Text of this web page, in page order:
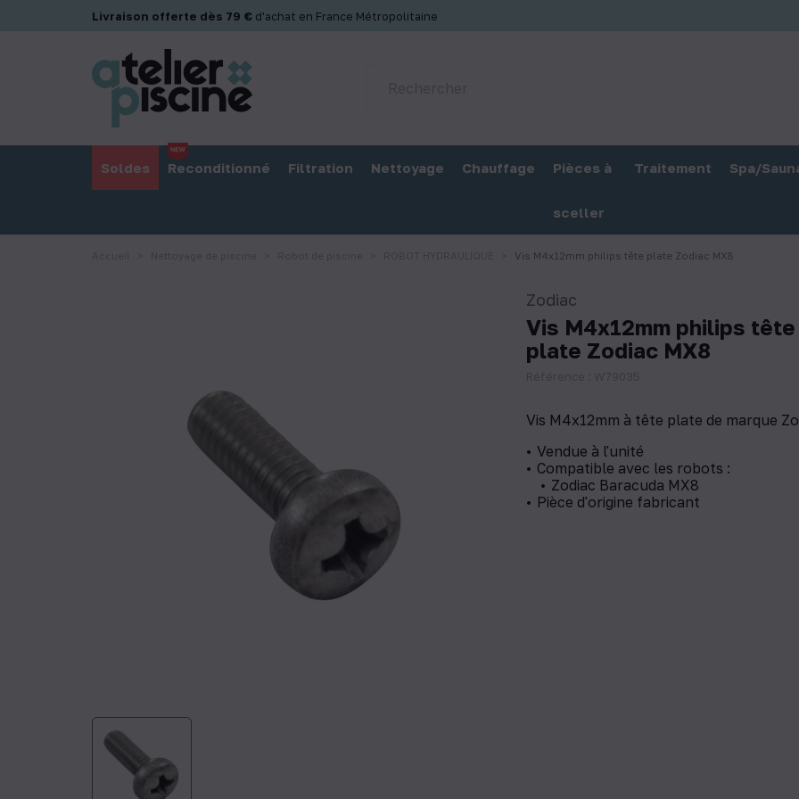
Livraison offerte dès 79 € d'achat en France Métropolitaine
Soldes Reconditionné Filtration Nettoyage Chauffage Pièces à
sceller
Traitement Spa/
Vis M4x12mm philips tête plate Zodiac MX8
Zodiac
Vis M4x12mm philips tête
plate Zodiac MX8
Vis M4x12mm à tête plate de marque
Vendue à l'unité
Compatible avec les robots :
Zodiac Baracuda MX8
Pièce d'origine fabricant